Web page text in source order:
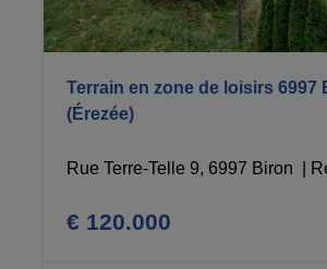
Terrain en zone de loisirs 6997
(Érezée)
Rue Terre-Telle 9, 6997 Biron
€ 120.000